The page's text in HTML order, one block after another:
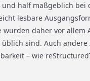
half maßgeblich bei
lesbare
wurden daher vor allem
sind. Auch
– wie